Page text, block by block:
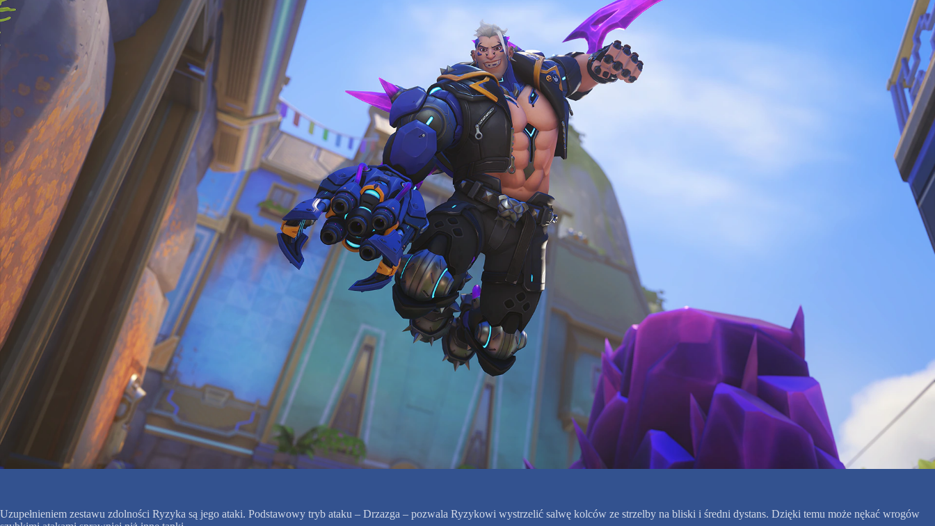
Uzupełnieniem zestawu zdolności Ryzyka są jego ataki. Podstawowy tryb ataku – Drzazga – pozwala Ryzykowi wystrzelić salwę kolców ze strzelby na bliski i średni dystans. Dzięki temu może nękać wrogów